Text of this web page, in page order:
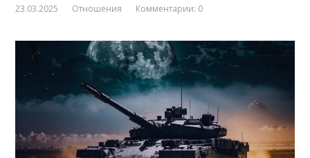
23.03.2025 Отношения Комментарии: 0